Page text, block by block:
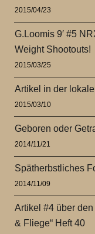
2015/04/23
G.Loomis 9′ #5
Weight Shootouts!
2015/03/25
Artikel in der
2015/03/10
Geboren oder
2014/11/21
Spätherbstliches
2014/11/09
Artikel #4 über
& Fliege“ Heft 40